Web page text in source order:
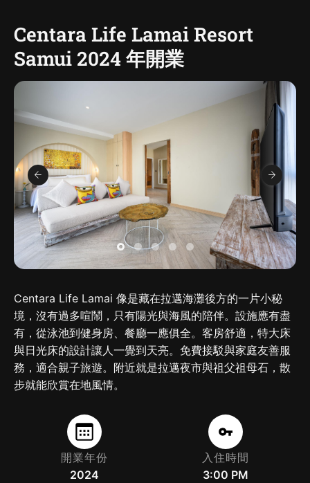
Centara Life Lamai Resort
Samui 2024 年開業
Centara Life Lamai 像是藏在拉邁海灘後方的一片小秘
境，沒有過多喧鬧，只有陽光與海風的陪伴。設施應有盡
有，從泳池到健身房、餐廳一應俱全。客房舒適，特大床
與日光床的設計讓人一覺到天亮。免費接駁與家庭友善服
務，適合親子旅遊。附近就是拉邁夜市與祖父祖母石，散
步就能欣賞在地風情。
開業年份
2024
入住時間
3:00 PM